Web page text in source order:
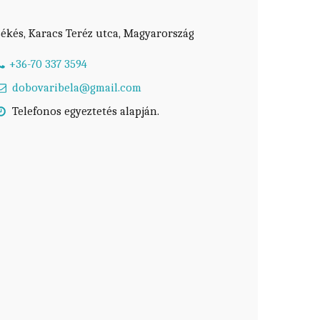
Karacs Teréz utca, Magyarország
+36-70 337 3594
dobovaribela@gmail.com
Telefonos egyeztetés alapján.